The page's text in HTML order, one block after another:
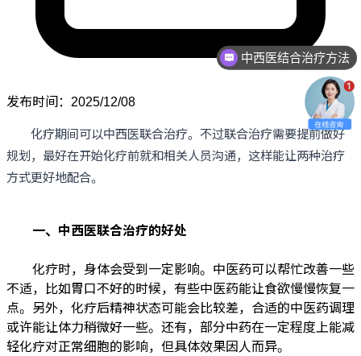
发布时间：2025/12/08
化疗期间可以中西医联合治疗。不过联合治疗需要提前做好
规划，最好在开始化疗前就和相关人员沟通，这样能让两种治疗
方式更好地配合。
一、中西医联合治疗的好处
化疗时，身体会受到一定影响。中医药可以帮忙改善一些
不适，比如胃口不好的时候，有些中医药能让食欲慢慢恢复一
点。另外，化疗后精神状态可能会比较差，合适的中医药调理
或许能让体力稍微好一些。还有，部分中药在一定程度上能减
轻化疗对正常细胞的影响，但具体效果因人而异。
中西医结合治疗方法